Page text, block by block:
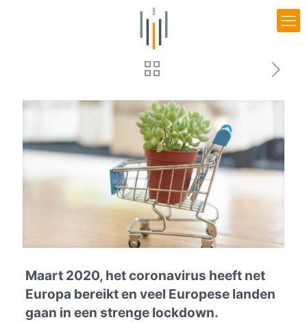
Maart 2020, het coronavirus heeft net
Europa bereikt en veel Europese landen
gaan in een strenge lockdown.